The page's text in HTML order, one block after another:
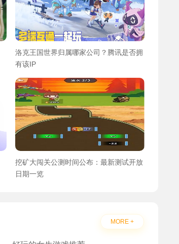
洛克王国世界归属哪家公司？腾讯是否拥
有该IP
挖矿大闯关公测时间公布：最新测试开放
日期一览
MORE +